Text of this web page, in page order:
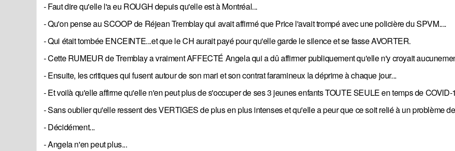
- Faut dire qu'elle l'a eu ROUGH depuis qu'elle est à Montréal...
- Qu'on pense au SCOOP de Réjean Tremblay qui avait affirmé que Price l'avait trompé avec une policière du SPVM....
- Qui était tombée ENCEINTE...et que le CH aurait payé pour qu'elle garde le silence et se fasse AVORTER.
- Cette RUMEUR de Tremblay a vraiment AFFECTÉ Angela qui a dû affirmer publiquement qu'elle n'y croyait
- Ensuite, les critiques qui fusent autour de son mari et son contrat faramineux la déprime à chaque jour...
- Et voilà qu'elle affirme qu'elle n'en peut plus de s'occuper de ses 3 jeunes enfants TOUTE SEULE en temps de COVID-
- Sans oublier qu'elle ressent des VERTIGES de plus en plus intenses et qu'elle a peur que ce soit relié à un problème
- Décidément...
- Angela n'en peut plus...